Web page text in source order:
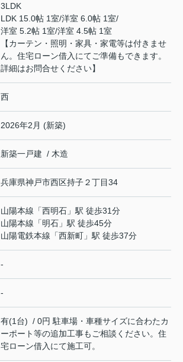
3LDK
LDK 15.0帖 1室/洋室 6.0帖 1室/
洋室 5.2帖 1室/洋室 4.5帖 1室
【カーテン・照明・家具・家電等は付きませ
ん。住宅ローン借入にてご準備もできます。
詳細はお問合せください】
西
2026年2月 (新築)
新築一戸建 / 木造
兵庫県神戸市西区持子２丁目34
山陽本線 「西明石 」駅 徒歩31分
山陽本線 「明石 」駅 徒歩45分
山陽電鉄本線 「西新町 」駅 徒歩37分
-
-
有(1台) / 0円 駐車場・車種サイズに合わたカ
ーポート等の追加工事もご相談ください。住
宅ローン借入にて施工可。